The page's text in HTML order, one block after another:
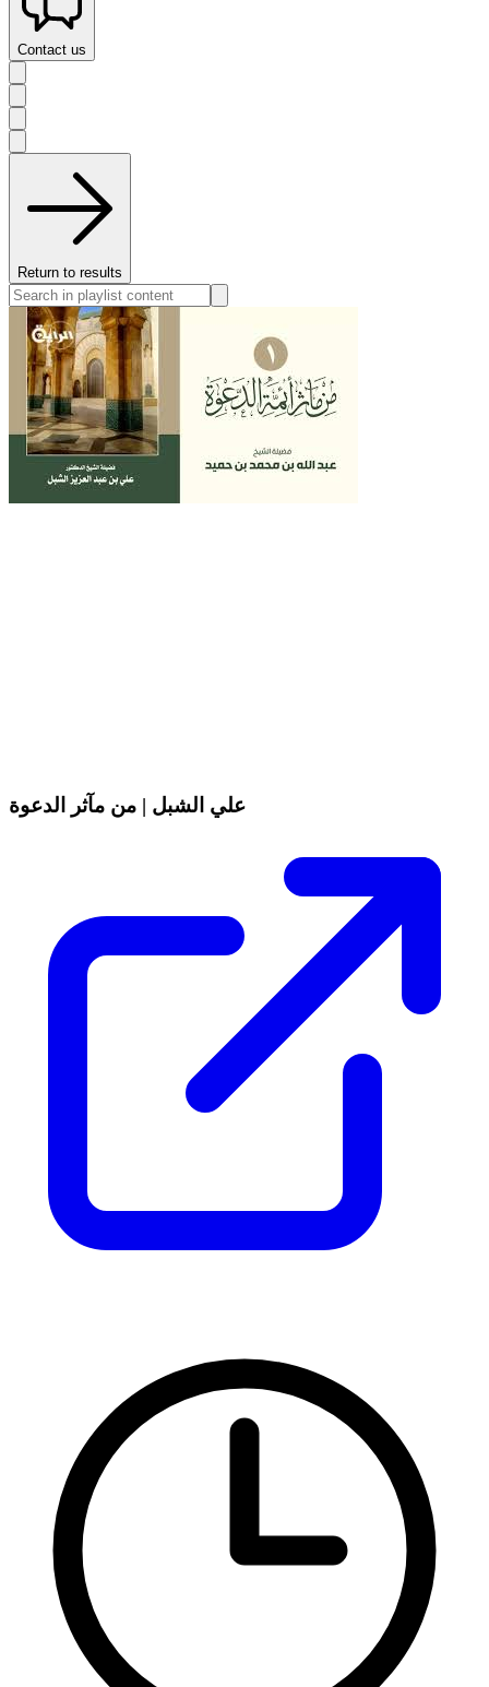
Contact us
Return to results
علي الشبل | من مآثر الدعوة